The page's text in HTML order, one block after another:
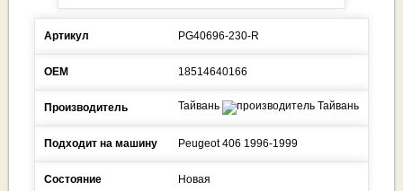
Артикул PG40696-230-R
ОЕМ 18514640166
Производитель Тайвань
Подходит на машину Peugeot 406 1996-1999
Состояние Новая